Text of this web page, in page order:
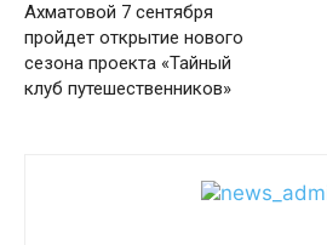
Ахматовой 7 сентября
пройдет открытие нового
сезона проекта «Тайный
клуб путешественников»